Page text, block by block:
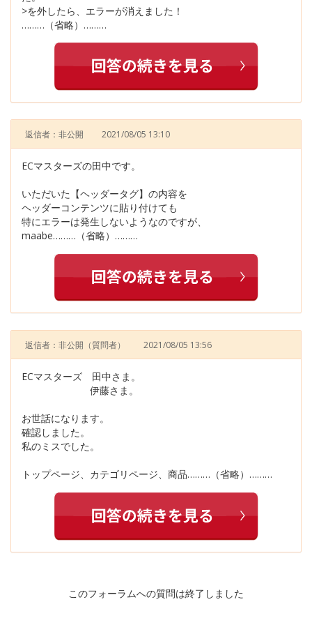
>を外したら、エラーが消えました！
………（省略）………
返信者：非公開 2021/08/05 13:10
ECマスターズの田中です。
いただいた【ヘッダータグ】の内容を
ヘッダーコンテンツに貼り付けても
特にエラーは発生しないようなのですが、
maabe………（省略）………
返信者：非公開 （質問者） 2021/08/05 13:56
ECマスターズ 田中さま。
伊藤さま。
お世話になります。
確認しました。
私のミスでした。
トップページ、カテゴリページ、商品………（省略）………
このフォーラムへの質問は終了しました